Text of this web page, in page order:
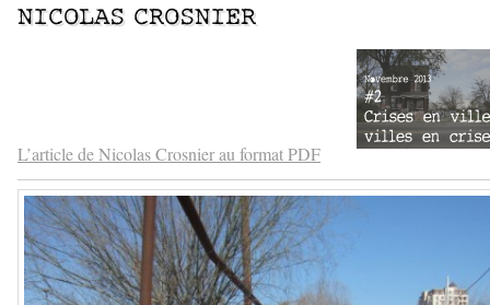
NICOLAS CROSNIER
L’article de Nicolas Crosnier au format PDF